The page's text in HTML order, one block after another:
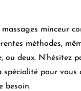
massages minceur
méthodes,
ou deux. N’hésitez
pour vous
besoin.